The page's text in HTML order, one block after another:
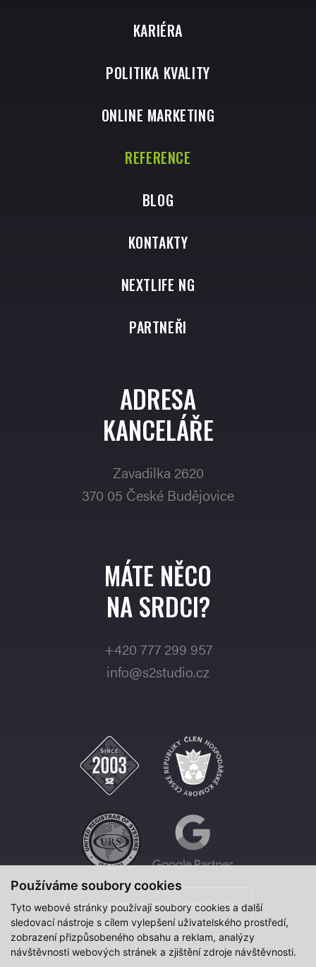
Používáme soubory cookies
Tyto webové stránky používají soubory cookies a další
sledovací nástroje s cílem vylepšení uživatelského prostředí,
zobrazení přizpůsobeného obsahu a reklam, analýzy
návštěvnosti webových stránek a zjištění zdroje návštěvnosti.
KARIÉRA
POLITIKA KVALITY
ONLINE MARKETING
REFERENCE
BLOG
KONTAKTY
NEXTLIFE NG
PARTNEŘI
ADRESA
KANCELÁŘE
Zavadilka 2620
370 05 České Budějovice
MÁTE NĚCO
NA SRDCI?
+420 777 299 957
info@s2studio.cz
OBJEDNEJTE SE NA SCHŮZKU